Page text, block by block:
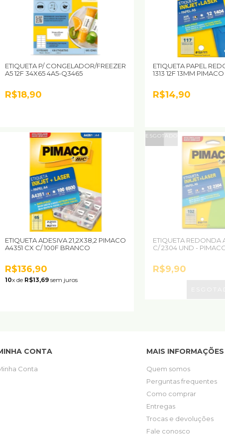
ETIQUETA P/ CONGELADOR/FREEZER
A5 12F 34X65 4A5-Q3465
R$18,90
ETIQUETA PAPEL
1313 12F 13MM
R$14,90
ETIQUETA ADESIVA 21,2X38,2 PIMACO
A4351 CX C/ 100F BRANCO
R$136,90
10x de R$13,69 sem juros
ESGOTADO
ETIQUETA REDONDA
C/ 2304 UND -
R$9,90
CONTA
Conta
MAIS INFORMAÇÕES
Quem somos
Perguntas frequentes
Como comprar
Entregas
Trocas e devoluções
Fale conosco